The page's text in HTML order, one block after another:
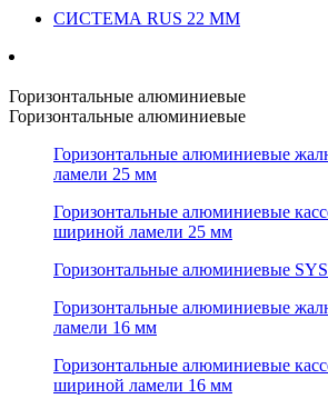
СИСТЕМА RUS 22 ММ
Горизонтальные алюминиевые
Горизонтальные алюминиевые
Горизонтальные алюминиевые
ламели 25 мм
Горизонтальные алюминиевые
шириной ламели 25 мм
Горизонтальные алюминиевые
Горизонтальные алюминиевые
ламели 16 мм
Горизонтальные алюминиевые
шириной ламели 16 мм